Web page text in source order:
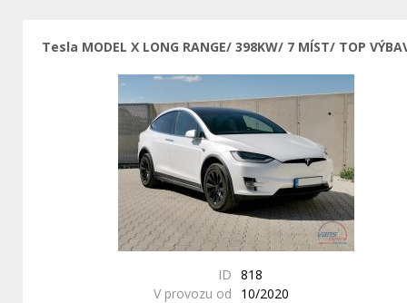
Tesla MODEL X LONG RANGE/ 398KW/ 7 MÍST/ TOP
ID 818
V provozu od
10/2020